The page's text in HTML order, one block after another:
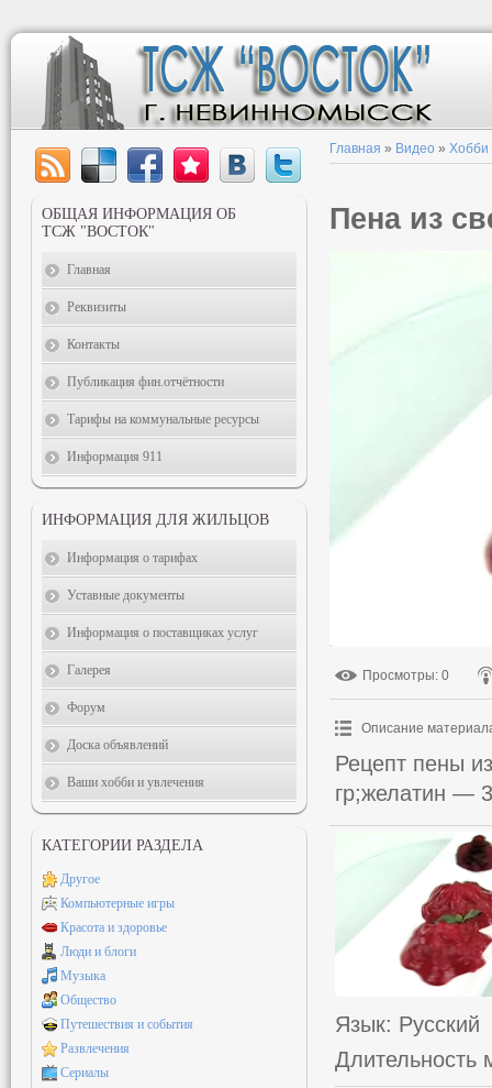
Главная » Видео » Хобби
Пена из
Просмотры: 0
Описание
Рецепт пены
гр;желатин —
Язык: Русский
Длительность
ОБЩАЯ ИНФОРМАЦИЯ ОБ
ТСЖ "ВОСТОК"
Главная
Реквизиты
Контакты
Публикация фин.отчётности
Тарифы на коммунальные ресурсы
Информация 911
ИНФОРМАЦИЯ ДЛЯ ЖИЛЬЦОВ
Информация о тарифах
Уставные документы
Информация о поставщиках услуг
Галерея
Форум
Доска объявлений
Ваши хобби и увлечения
КАТЕГОРИИ РАЗДЕЛА
Другое
Компьютерные игры
Красота и здоровье
Люди и блоги
Музыка
Общество
Путешествия и события
Развлечения
Сериалы